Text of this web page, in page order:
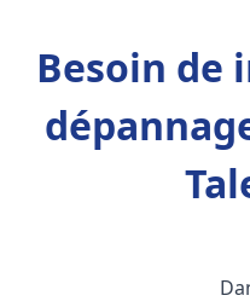
Besoin de